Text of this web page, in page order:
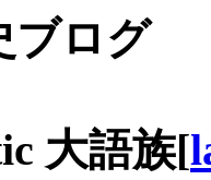
ブログ
大語族[